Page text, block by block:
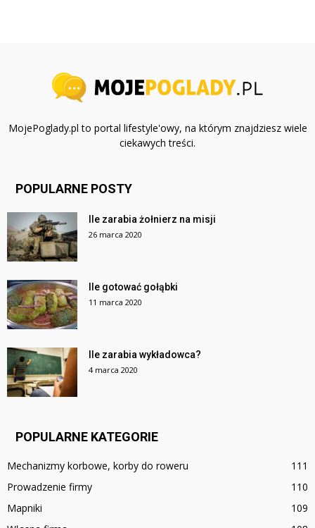
MojePoglady.pl to portal lifestyle'owy, na którym znajdziesz wiele
ciekawych treści.
POPULARNE POSTY
Ile zarabia żołnierz na misji
26 marca 2020
Ile gotować gołąbki
11 marca 2020
Ile zarabia wykładowca?
4 marca 2020
POPULARNE KATEGORIE
Mechanizmy korbowe, korby do roweru
111
Prowadzenie firmy
110
Mapniki
109